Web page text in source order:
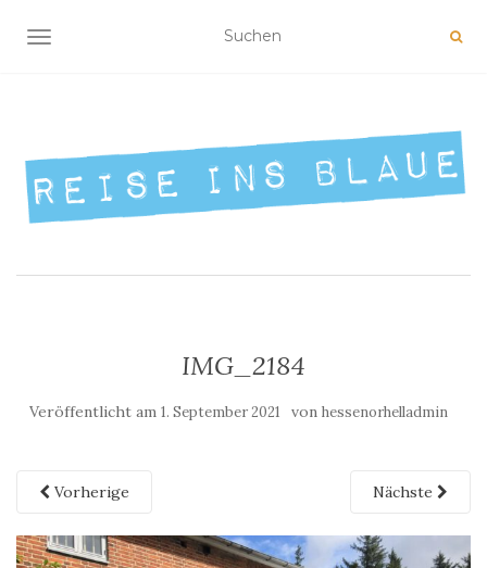
NAVIGATION UMSCHALTEN
IMG_2184
Veröffentlicht am 1. September 2021 von hessenorhelladmin
Vorherige Nächste